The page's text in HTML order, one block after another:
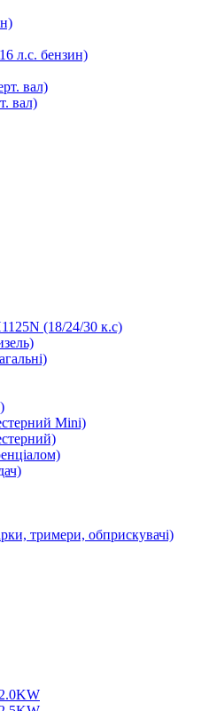
л.с. бензин)
вал)
вал)
(18/24/30 к.с)
Mini)
тримери, обприскувачі)